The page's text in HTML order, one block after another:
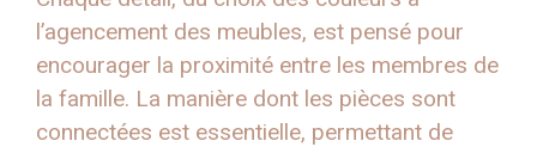
l’agencement des meubles, est pensé pour
encourager la proximité entre les membres de
la famille. La manière dont les pièces sont
connectées est essentielle, permettant de